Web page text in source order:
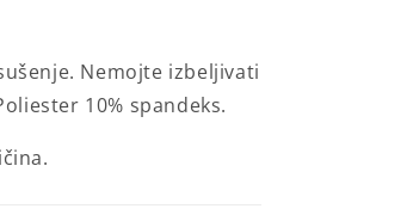
Nemojte izbeljivati
10% spandeks.